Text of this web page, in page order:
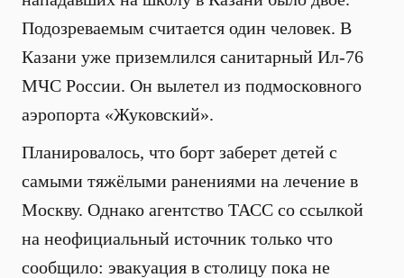
Подозреваемым считается один человек. В
Казани уже приземлился санитарный Ил-76
МЧС России. Он вылетел из подмосковного
аэропорта «Жуковский».
Планировалось, что борт заберет детей с
самыми тяжёлыми ранениями на лечение в
Москву. Однако агентство ТАСС со ссылкой
на неофициальный источник только что
сообщило: эвакуация в столицу пока не